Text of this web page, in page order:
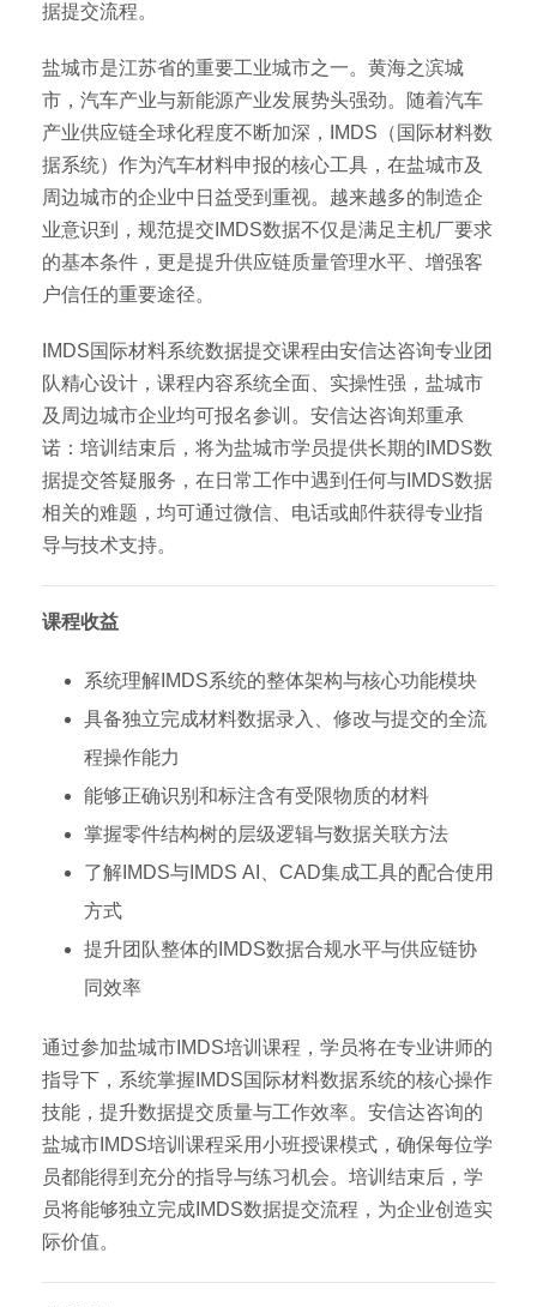
据提交流程。
盐城市是江苏省的重要工业城市之一。黄海之滨城
市，汽车产业与新能源产业发展势头强劲。随着汽车
产业供应链全球化程度不断加深，IMDS（国际材料数
据系统）作为汽车材料申报的核心工具，在盐城市及
周边城市的企业中日益受到重视。越来越多的制造企
业意识到，规范提交IMDS数据不仅是满足主机厂要求
的基本条件，更是提升供应链质量管理水平、增强客
户信任的重要途径。
IMDS国际材料系统数据提交课程由安信达咨询专业团
队精心设计，课程内容系统全面、实操性强，盐城市
及周边城市企业均可报名参训。安信达咨询郑重承
诺：培训结束后，将为盐城市学员提供长期的IMDS数
据提交答疑服务，在日常工作中遇到任何与IMDS数据
相关的难题，均可通过微信、电话或邮件获得专业指
导与技术支持。
课程收益
系统理解IMDS系统的整体架构与核心功能模块
具备独立完成材料数据录入、修改与提交的全流
程操作能力
能够正确识别和标注含有受限物质的材料
掌握零件结构树的层级逻辑与数据关联方法
了解IMDS与IMDS AI、CAD集成工具的配合使用
方式
提升团队整体的IMDS数据合规水平与供应链协
同效率
通过参加盐城市IMDS培训课程，学员将在专业讲师的
指导下，系统掌握IMDS国际材料数据系统的核心操作
技能，提升数据提交质量与工作效率。安信达咨询的
盐城市IMDS培训课程采用小班授课模式，确保每位学
员都能得到充分的指导与练习机会。培训结束后，学
员将能够独立完成IMDS数据提交流程，为企业创造实
际价值。